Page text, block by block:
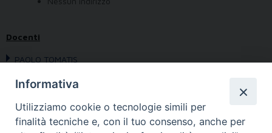
Docenti
PAOLO TOMATIS
Programma:
Avvertenze:
Informativa
Utilizziamo cookie o tecnologie simili per
finalità tecniche e, con il tuo consenso, anche per